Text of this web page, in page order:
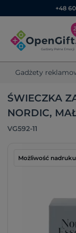
+48
Gadżety
ŚWIECZKA
NORDIC,
VG592-11
Możliwość nadruku